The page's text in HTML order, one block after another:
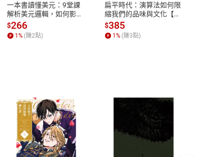
客服資訊
一本書讀懂美元：9堂課
解析美元邏輯，如何影響
全球經濟和每個人的投資
【電子書】
$266
1% (賺2點)
扁平時代：演算法如何限
縮我們的品味與文化【電
子書】
$385
1% (賺3點)